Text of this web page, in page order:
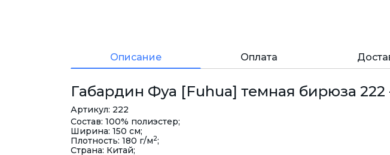
Описание Оплата
Габардин Фуа [Fuhua] темная бирюза 222
Артикул: 222
Состав: 100% полиэстер;
Ширина: 150 см;
Плотность: 180 г/м2;
Страна: Китай;